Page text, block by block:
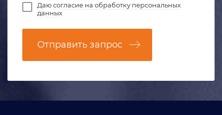
Даюсогласие на обработку персональных
данных
Отправить запрос